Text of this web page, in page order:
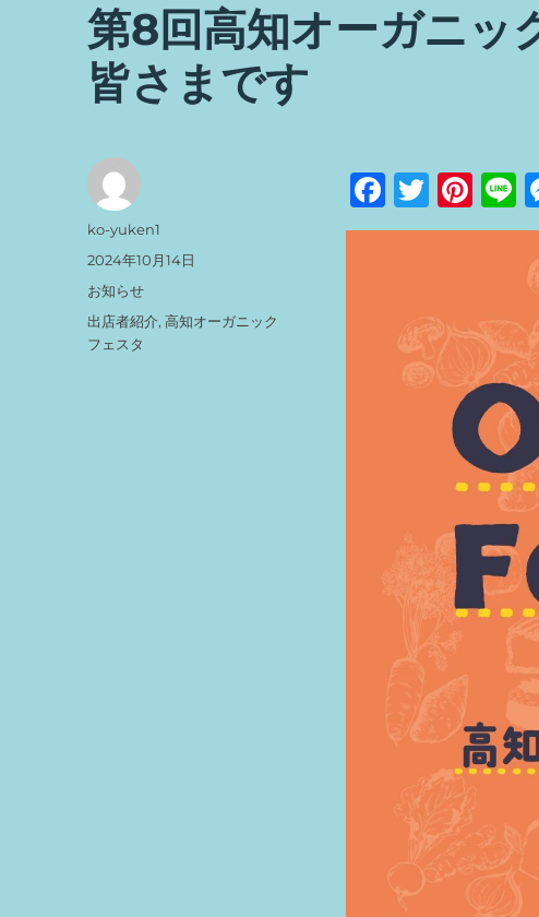
第8回高知オーガニッ
皆さまです
F
a
b
o
T
w
r
Pi
n
st
n
e
投
ko-yuken1
投
稿
2024年10月14日
カ
テ
お知らせ
タ
グ
出店者紹介,高知オーガニック
フェスタ